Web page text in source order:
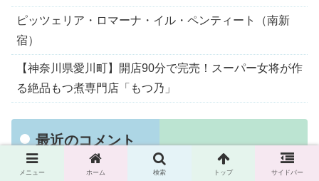
ピッツェリア・ロマーナ・イル・ペンティート（南新
宿）
【神奈川県愛川町】開店90分で完売！スーパー女将が作
る絶品もつ煮専門店「もつ乃」
最近のコメント
メニュー ホーム 検索 トップ サイドバー